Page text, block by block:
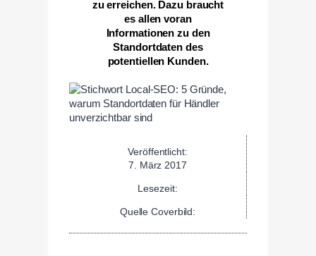
zu erreichen. Dazu braucht
es allen voran
Informationen zu den
Standortdaten des
potentiellen Kunden.
Veröffentlicht:
7. März 2017
Lesezeit:
Quelle Coverbild: